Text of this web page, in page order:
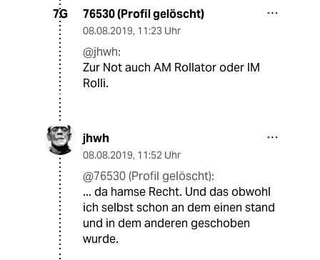
7G 76530 (Profil gelöscht)
08.08.2019, 11:23 Uhr
@jhwh:
Zur Not auch AM Rollator oder IM
Rolli.
jhwh
08.08.2019, 11:52 Uhr
@76530 (Profil gelöscht):
... da hamse Recht. Und das obwohl
ich selbst schon an dem einen stand
und in dem anderen geschoben
wurde.